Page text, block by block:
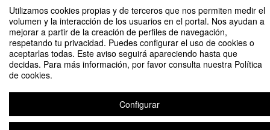
Utilizamos cookies propias y de terceros que nos permiten medir el
volumen y la interacción de los usuarios en el portal. Nos ayudan a
mejorar a partir de la creación de perfiles de navegación,
respetando tu privacidad. Puedes configurar el uso de cookies o
aceptarlas todas. Este aviso seguirá apareciendo hasta que
decidas. Para más información, por favor consulta nuestra Política
de cookies.
Configurar
29
Acto de Graduación Curso 2025-2026 [Facultad de Ciencias Económicas y
Organizado por Unidad de Protocolo